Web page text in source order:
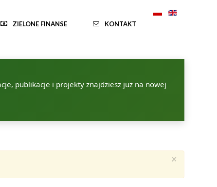
ZIELONE FINANSE KONTAKT
publikacje i projekty znajdziesz już na nowej
×